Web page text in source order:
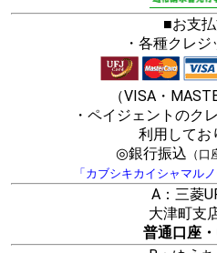
■お支
・各種クレ
（VISA・
・ペイジェントのク
利用してお
◎銀行振込 （
「カブシキカイシャマル
A：三菱
大津町支店
普通口座